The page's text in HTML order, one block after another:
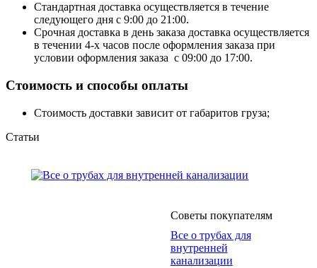
Стандартная доставка осуществляется в течение
следующего дня с 9:00 до 21:00.
Срочная доставка в день заказа доставка осуществляется
в течении 4-х часов после оформления заказа при
условии оформления заказа с 09:00 до 17:00.
Стоимость и способы оплаты
Стоимость доставки зависит от габаритов груза;
Статьи
Советы покупателям
Все о трубах для
внутренней
канализации